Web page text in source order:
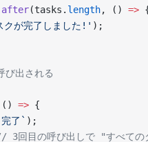
after(tasks. length, () =>
クが完了しました!' );
出される
() => {
了` );
3回目の呼び出しで "すべての